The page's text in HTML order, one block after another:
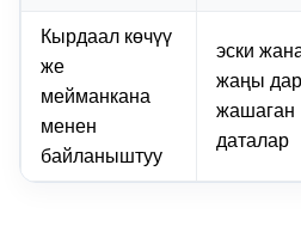
Кырдаал көчүү
же
мейманкана
менен
байланыштуу
эски
жаңы
жашаган
даталар